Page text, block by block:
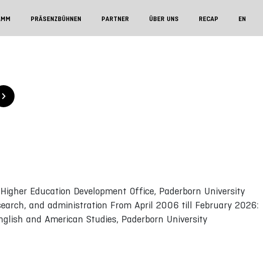
PRÄSENZBÜHNEN PARTNER ÜBER UNS RECAP EN
Education Development Office, Paderborn University
and administration From April 2006 till February 2026:
and American Studies, Paderborn University